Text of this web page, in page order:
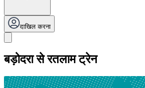
दाखिल करना
बड़ोदरा से रतलाम ट्रेन